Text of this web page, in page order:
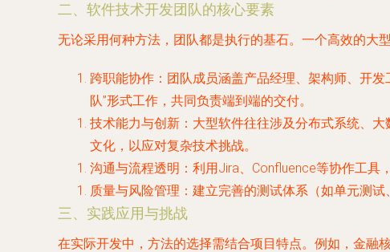
二、软件技术开发团队的核心要素
无论采用何种方法，团队都是执行的基石。一个高效的大
跨职能协作 ：团队成员涵盖产品经理、架构师、开
队”形式工作，共同负责端到端的交付。
技术能力与创新 ：大型软件往往涉及分布式系统、
文化，以应对复杂技术挑战。
沟通与流程透明 ：利用Jira、Confluence等协作工
质量与风险管理 ：建立完善的测试体系（如单元测
三、实践应用与挑战
在实际开发中，方法的选择需结合项目特点。例如，金融